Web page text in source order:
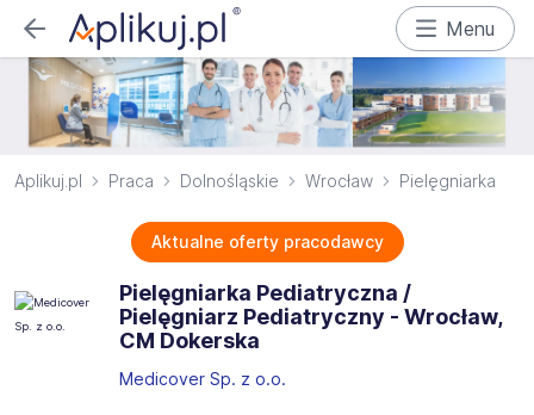
Menu
Aplikuj.pl Praca Dolnośląskie Wrocław Pielęgniarka
Aktualne oferty pracodawcy
Pielęgniarka Pediatryczna /
Pielęgniarz Pediatryczny - Wrocław,
CM Dokerska
Medicover Sp. z o.o.